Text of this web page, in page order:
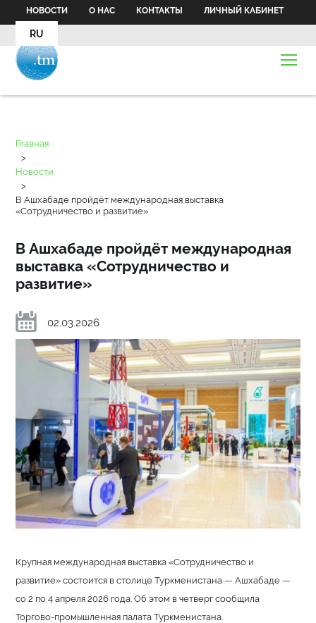
НОВОСТИ О НАС КОНТАКТЫ ЛИЧНЫЙ КАБИНЕТ
RU
Главная
>
Новости
>
В Ашхабаде пройдёт международная выставка
«Сотрудничество и развитие»
В Ашхабаде пройдёт международная
выставка «Сотрудничество и
развитие»
02.03.2026
Крупная международная выставка «Сотрудничество и
развитие» состоится в столице Туркменистана — Ашхабаде —
со 2 по 4 апреля 2026 года. Об этом в четверг сообщила
Торгово-промышленная палата Туркменистана.